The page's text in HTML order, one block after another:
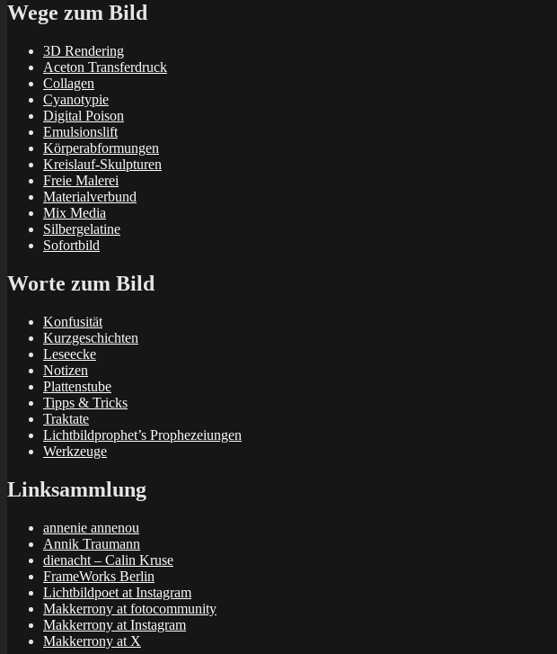
Wege zum Bild
3D Rendering
Aceton Transferdruck
Collagen
Cyanotypie
Digital Poison
Emulsionslift
Körperabformungen
Kreislauf-Skulpturen
Freie Malerei
Materialverbund
Mix Media
Silbergelatine
Sofortbild
Worte zum Bild
Konfusität
Kurzgeschichten
Leseecke
Notizen
Plattenstube
Tipps & Tricks
Traktate
Lichtbildprophet’s Prophezeiungen
Werkzeuge
Linksammlung
annenie annenou
Annik Traumann
dienacht – Calin Kruse
FrameWorks Berlin
Lichtbildpoet at Instagram
Makkerrony at fotocommunity
Makkerrony at Instagram
Makkerrony at X